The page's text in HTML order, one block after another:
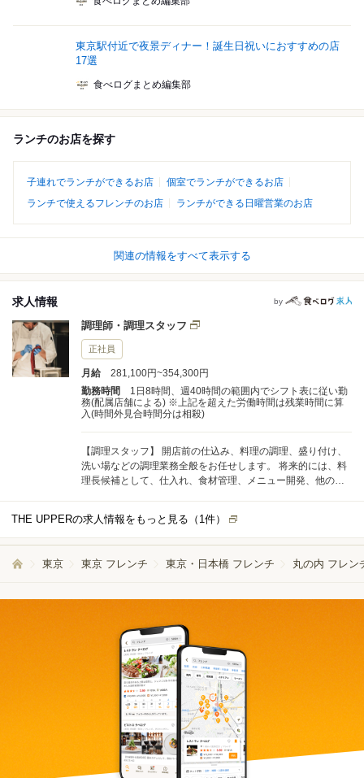
東京駅付近で夜景ディナー！誕生日祝いにおすすめの店
17選
食べログまとめ編集部
ランチのお店を探す
子連れでランチができるお店
個室でランチができるお店
ランチで使えるフレンチのお店
ランチができる日曜営業のお店
関連の情報をすべて表示する
求人情報 by
調理師・調理スタッフ
正社員
月給
281,100円~354,300円
勤務時間
1日8時間、週40時間の範囲内でシフト表に従い勤
務(配属店舗による) ※上記を超えた労働時間は残業時間に算
入(時間外見合時間分は相殺)
【調理スタッフ】 開店前の仕込み、料理の調理、盛り付け、
洗い場などの調理業務全般をお任せします。 将来的には、料
理長候補として、仕入れ、食材管理、メニュー開発、他の調
THE UPPERの求人情報をもっと見る（ 1件）
東京 東京 フレンチ 東京・日本橋 フレンチ 丸の内 フレン